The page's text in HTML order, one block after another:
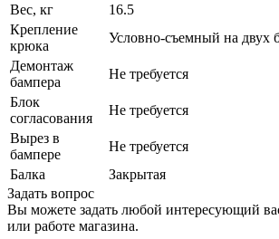
Вес, кг
16.5
Крепление
крюка
Условно-съемный на двух
Демонтаж
бампера
Не требуется
Блок
согласования
Не требуется
Вырез в
бампере
Не требуется
Балка
Закрытая
Задать вопрос
Вы можете задать любой интересующий
или работе магазина.